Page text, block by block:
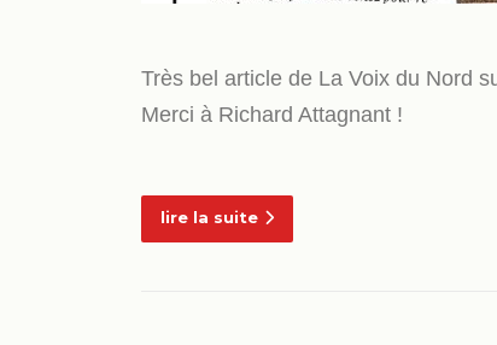
Très bel article de La Voix du Nord
Merci à Richard Attagnant !
lire la suite